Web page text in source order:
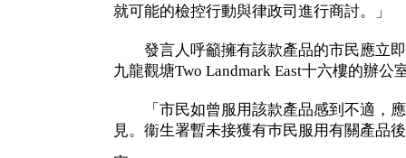
就可能的檢控行動與律政司進行商討。」
發言人呼籲擁有該款產品的市民應立即
九龍觀塘Two Landmark East十六樓的辦公
「市民如曾服用該款產品感到不適，應
見。衞生署暫未接獲有巿民服用有關產品